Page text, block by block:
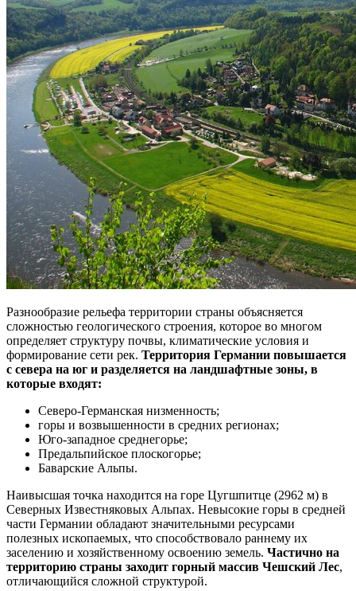
Разнообразие рельефа территории страны объясняется
сложностью геологического строения, которое во многом
определяет структуру почвы, климатические условия и
формирование сети рек. Территория Германии повышается
с севера на юг и разделяется на ландшафтные зоны, в
которые входят:
Северо-Германская низменность;
горы и возвышенности в средних регионах;
Юго-западное среднегорье;
Предальпийское плоскогорье;
Баварские Альпы.
Наивысшая точка находится на горе Цугшпитце (2962 м) в
Северных Известняковых Альпах. Невысокие горы в средней
части Германии обладают значительными ресурсами
полезных ископаемых, что способствовало раннему их
заселению и хозяйственному освоению земель. Частично на
территорию страны заходит горный массив Чешский Лес,
отличающийся сложной структурой.